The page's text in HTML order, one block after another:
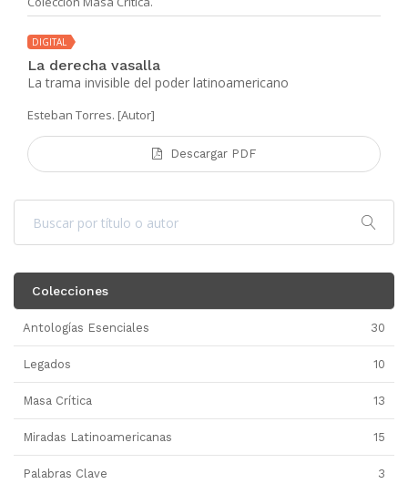
DIGITAL
La derecha vasalla
La trama invisible del poder latinoamericano
Esteban Torres. [Autor]
Descargar PDF
Colecciones
Antologías Esenciales 30
Legados 10
Masa Crítica 13
Miradas Latinoamericanas 15
Palabras Clave 3